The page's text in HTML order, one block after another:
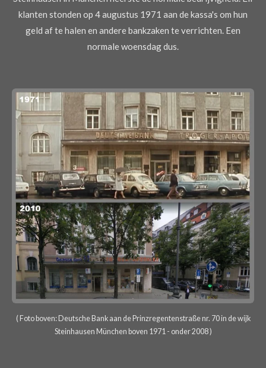
klanten stonden op 4 augustus 1971 aan de kassa's om hun
geld af te halen en andere bankzaken te verrichten. Een
normale woensdag dus.
( Foto boven: Deutsche Bank aan de Prinzregentenstraße nr. 70 in de wijk
Steinhausen München boven 1971 - onder 2008 )